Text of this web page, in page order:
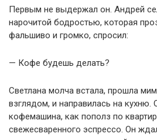
Первым не выдержал он. Андрей
нарочитой бодростью, которая
фальшиво и громко, спросил:
— Кофе будешь делать?
Светлана молча встала, прошла
взглядом, и направилась на
кофемашина, как пополз по
свежесваренного эспрессо. Он